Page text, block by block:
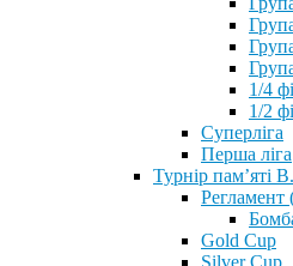
1/4
1/2
Суперліга
Перша ліга
Турнір пам’яті
Gold Cup
Silver Cup